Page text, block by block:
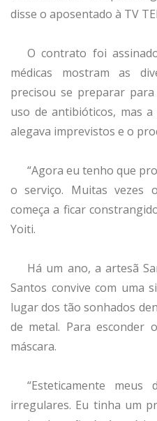
disse o aposentado à TV
O contrato foi
médicas mostram as
precisou se preparar
uso de antibióticos, mas
alegava imprevistos e o
“Agora eu tenho que
o serviço. Muitas vezes
começa a ficar
Yoiti.
Há um ano, a artesã
Santos convive com uma
lugar dos tão sonhados
de metal. Para esconder
máscara.
“Esteticamente
irregulares. Eu tinha um